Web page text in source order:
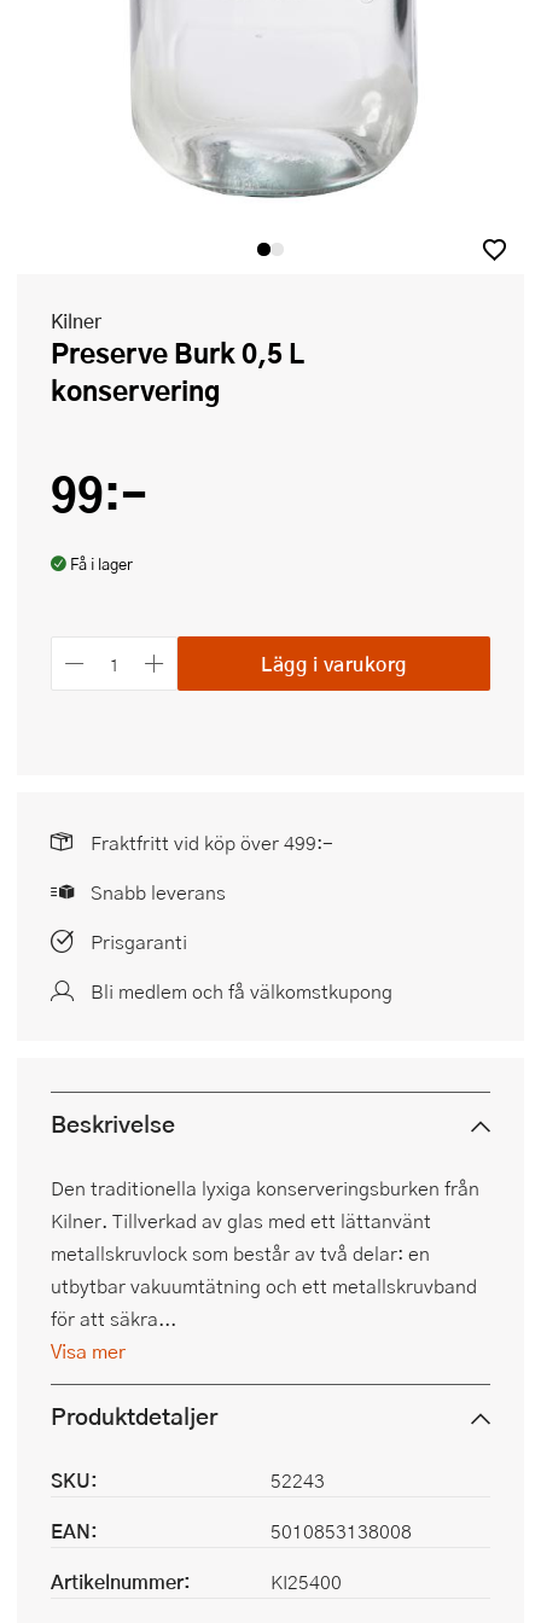
Kilner
Preserve Burk 0,5 L
konservering
99:-
Få i lager
Lägg i varukorg
Fraktfritt vid köp över 499:-
Snabb leverans
Prisgaranti
Bli medlem och få välkomstkupong
Beskrivelse
Den traditionella lyxiga konserveringsburken från
Kilner. Tillverkad av glas med ett lättanvänt
metallskruvlock som består av två delar: en
utbytbar vakuumtätning och ett metallskruvband
för att säkra...
Visa mer
Produktdetaljer
SKU:
52243
EAN:
5010853138008
Artikelnummer:
KI25400